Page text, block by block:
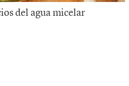
del agua micelar